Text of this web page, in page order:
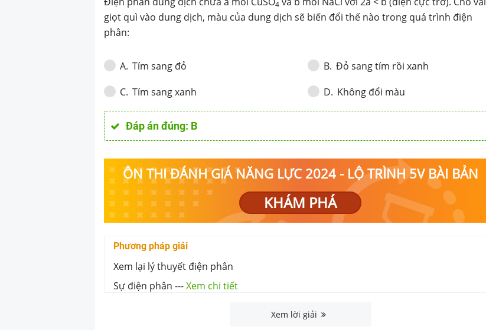
4
giọt quì vào dung dịch, màu của dung dịch sẽ biến đổi thế nào trong quá trình điện
phân:
A. Tím sang đỏ B. Đỏ sang tím rồi xanh
C. Tím sang xanh D. Không đổi màu
Đáp án đúng: B
ÔN THI ĐÁNH GIÁ NĂNG LỰC 2024 - LỘ TRÌNH 5V BÀI BẢN
KHÁM PHÁ
Phương pháp giải
Xem lại lý thuyết điện phân
Sự điện phân ---Xem chi tiết
Xem lời giải